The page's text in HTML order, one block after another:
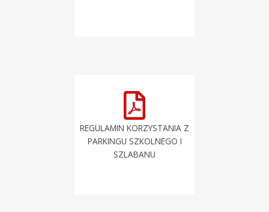
REGULAMIN KORZYSTANIA Z
PARKINGU SZKOLNEGO I
SZLABANU